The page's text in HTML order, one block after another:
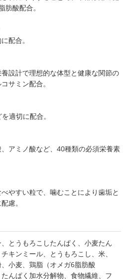
肪酸配合。
配合。
設計で理想的な体型と健康な関節の
サミン配合。
適切に配合。
アミノ酸など、40種類の必須栄養素
やすい粒で、噛むことにより歯垢と
慮。
とうもろこしたんぱく、小麦たん
キンミール、とうもろこし、米、
小麦、鶏脂（オメガ6脂肪酸
んぱく加水分解物、食物繊維、フ